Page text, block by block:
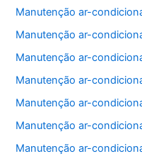
Manutenção ar-
Manutenção ar-
Manutenção ar-
Manutenção ar-
Manutenção ar-
Manutenção ar-
Manutenção ar-